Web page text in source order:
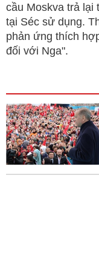
cầu Moskva trả lại
tại Séc sử dụng.
phản ứng thích
đối với Nga".